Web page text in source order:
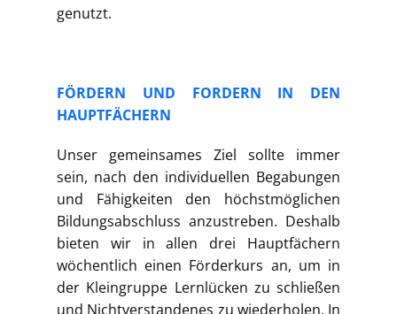
genutzt.
FÖRDERN UND FORDERN IN DEN
HAUPTFÄCHERN
Unser gemeinsames Ziel sollte immer
sein, nach den individuellen Begabungen
und Fähigkeiten den höchstmöglichen
Bildungsabschluss anzustreben. Deshalb
bieten wir in allen drei Hauptfächern
wöchentlich einen Förderkurs an, um in
der Kleingruppe Lernlücken zu schließen
und Nichtverstandenes zu wiederholen. In